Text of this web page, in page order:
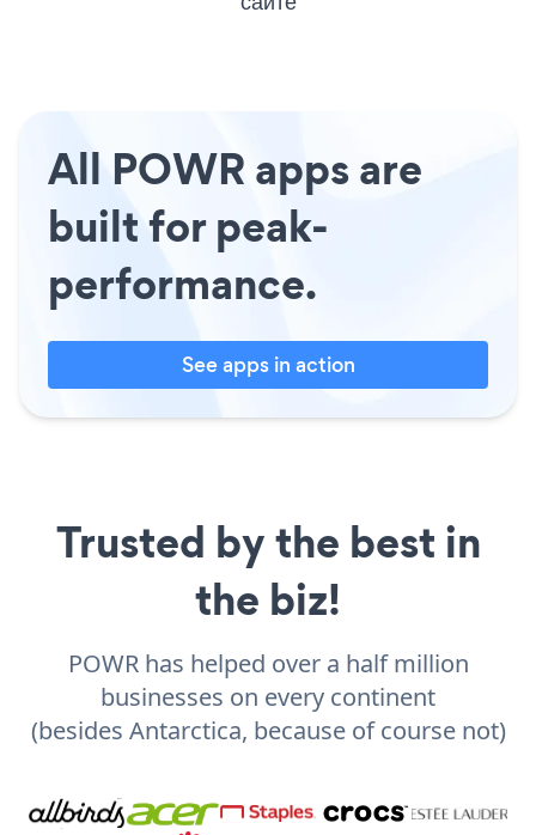
All POWR apps are
built for peak-
performance.
See apps in action
Trusted by the best in
the biz!
POWR has helped over a half million
businesses on every continent
(besides Antarctica, because of course not)